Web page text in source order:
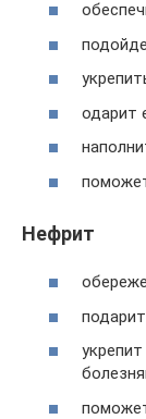
одарит
Нефрит